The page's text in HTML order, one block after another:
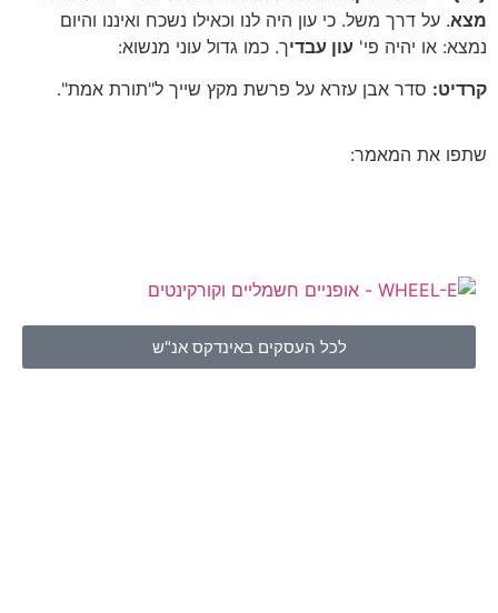
מצא. על דרך משל. כי עון היה לנו וכאילו נשכח ואיננו והיום
נמצא: או יהיה פי' עון עבדיך. כמו גדול עוני מנשוא:
קרדיט: סדר אבן עזרא על פרשת מקץ שייך ל"תורת אמת".
שתפו את המאמר:
לכל העסקים באינדקס אנ"ש